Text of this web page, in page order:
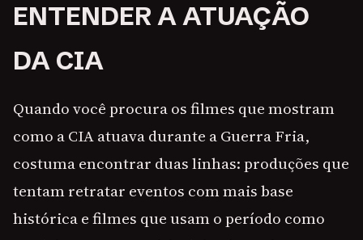
ENTENDER A ATUAÇÃO
DA CIA
Quando você procura os filmes que mostram
como a CIA atuava durante a Guerra Fria,
costuma encontrar duas linhas: produções que
tentam retratar eventos com mais base
histórica e filmes que usam o período como